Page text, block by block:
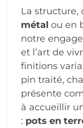
La structure,
métal ou en
notre
et l’art de
finitions
pin traité,
présente
à accueillir
: pots en